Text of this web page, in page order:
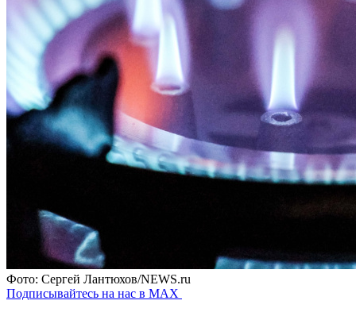
Фото: Сергей Лантюхов/NEWS.ru
Подписывайтесь на нас в MAX